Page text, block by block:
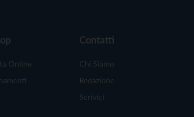
Online
Contatti
Chi Siamo
Redazione
Scrivici